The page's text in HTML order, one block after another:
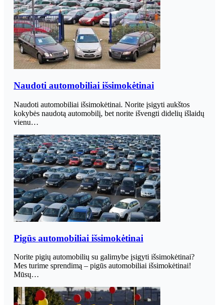
Naudoti automobiliai išsimokėtinai
Naudoti automobiliai išsimokėtinai. Norite įsigyti aukštos
kokybės naudotą automobilį, bet norite išvengti didelių išlaidų
vienu…
Pigūs automobiliai išsimokėtinai
Norite pigių automobilių su galimybe įsigyti išsimokėtinai?
Mes turime sprendimą – pigūs automobiliai išsimokėtinai!
Mūsų…